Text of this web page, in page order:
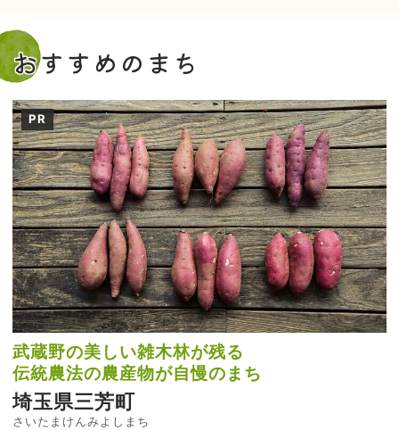
おすすめのまち
PR
武蔵野の美しい雑木林が残る
伝統農法の農産物が自慢のまち
埼玉県三芳町
さいたまけんみよしまち